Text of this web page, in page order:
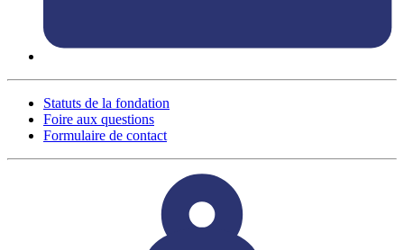
Statuts de la fondation
Foire aux questions
Formulaire de contact